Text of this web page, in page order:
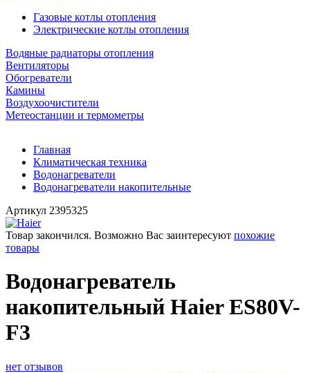
Газовые котлы отопления
Электрические котлы отопления
Водяные радиаторы отопления
Вентиляторы
Обогреватели
Камины
Воздухоочистители
Метеостанции и термометры
Главная
Климатическая техника
Водонагреватели
Водонагреватели накопительные
Артикул 2395325
Товар закончился. Возможно Вас заинтересуют похожие
товары
Водонагреватель
накопительный Haier ES80V-
F3
нет отзывов